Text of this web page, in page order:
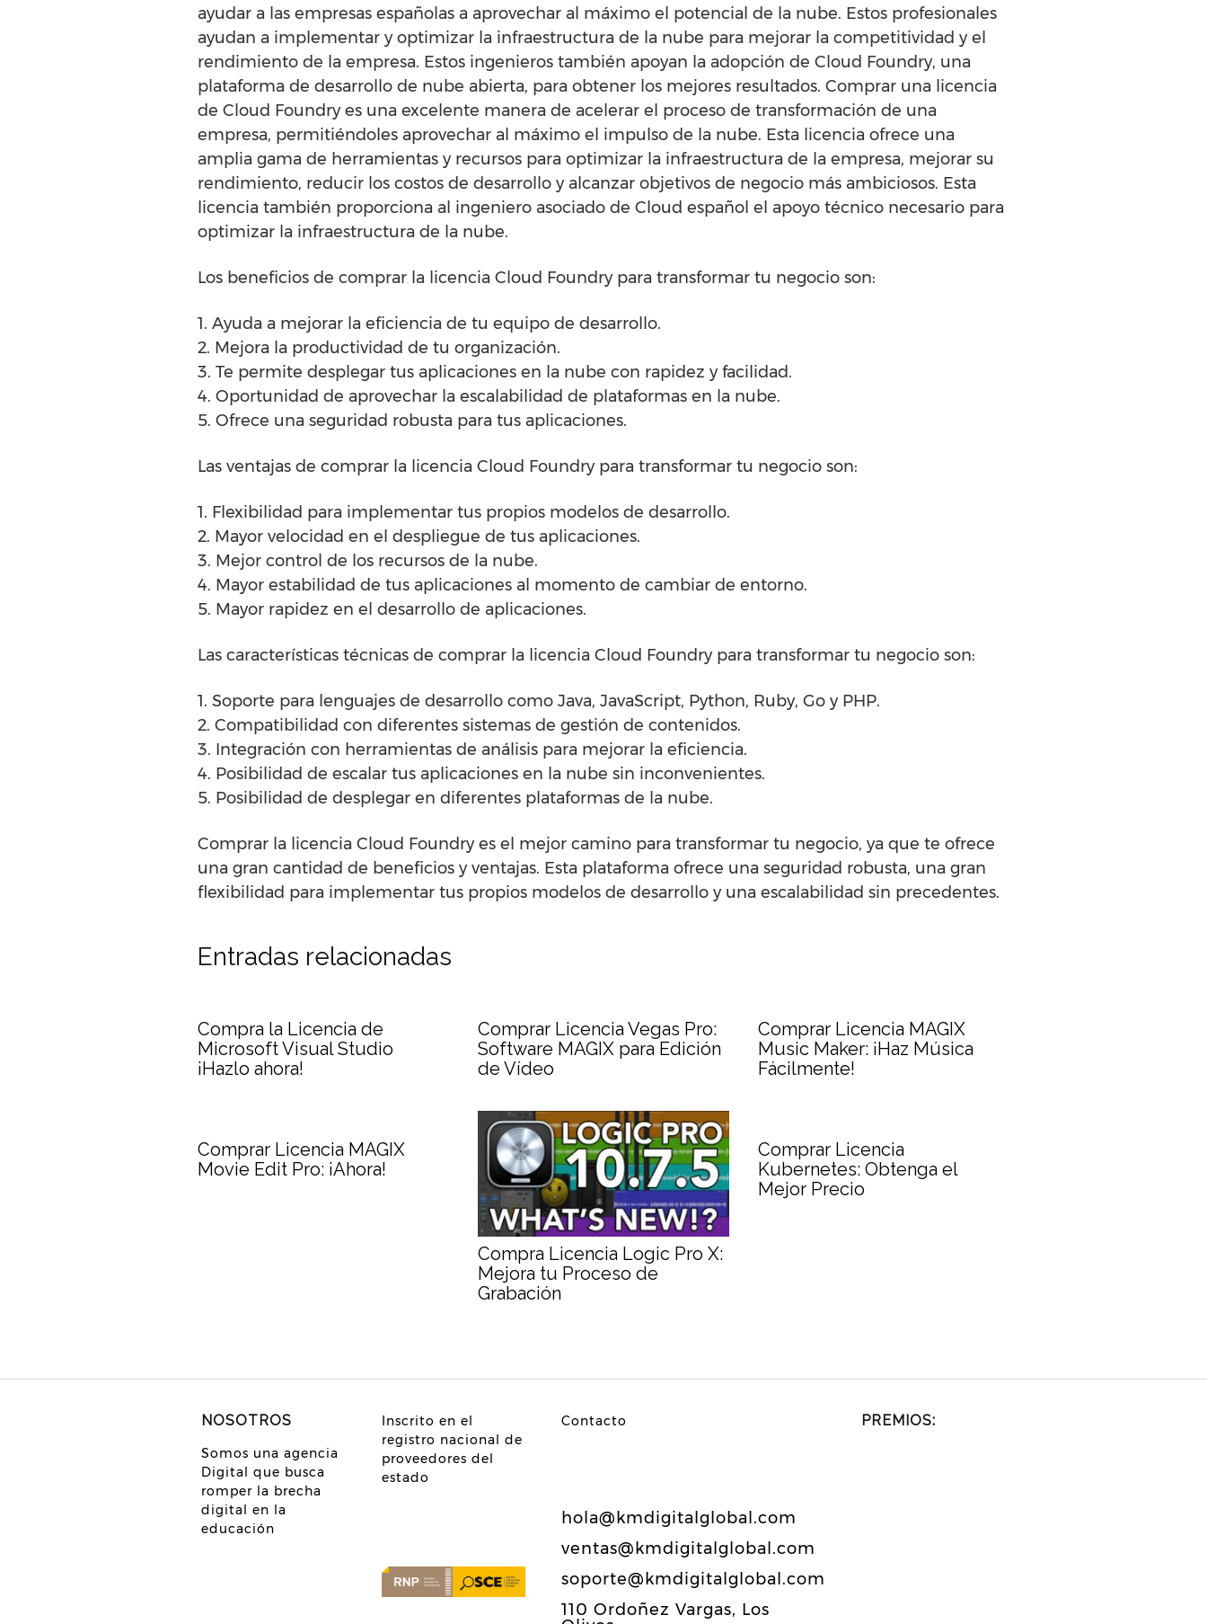
ayudar a las empresas españolas a aprovechar al máximo el potencial de la nube. Estos profesionales
ayudan a implementar y optimizar la infraestructura de la nube para mejorar la competitividad y el
rendimiento de la empresa. Estos ingenieros también apoyan la adopción de Cloud Foundry, una
plataforma de desarrollo de nube abierta, para obtener los mejores resultados. Comprar una licencia
de Cloud Foundry es una excelente manera de acelerar el proceso de transformación de una
empresa, permitiéndoles aprovechar al máximo el impulso de la nube. Esta licencia ofrece una
amplia gama de herramientas y recursos para optimizar la infraestructura de la empresa, mejorar su
rendimiento, reducir los costos de desarrollo y alcanzar objetivos de negocio más ambiciosos. Esta
licencia también proporciona al ingeniero asociado de Cloud español el apoyo técnico necesario para
optimizar la infraestructura de la nube.
Los beneficios de comprar la licencia Cloud Foundry para transformar tu negocio son:
1. Ayuda a mejorar la eficiencia de tu equipo de desarrollo.
2. Mejora la productividad de tu organización.
3. Te permite desplegar tus aplicaciones en la nube con rapidez y facilidad.
4. Oportunidad de aprovechar la escalabilidad de plataformas en la nube.
5. Ofrece una seguridad robusta para tus aplicaciones.
Las ventajas de comprar la licencia Cloud Foundry para transformar tu negocio son:
1. Flexibilidad para implementar tus propios modelos de desarrollo.
2. Mayor velocidad en el despliegue de tus aplicaciones.
3. Mejor control de los recursos de la nube.
4. Mayor estabilidad de tus aplicaciones al momento de cambiar de entorno.
5. Mayor rapidez en el desarrollo de aplicaciones.
Las características técnicas de comprar la licencia Cloud Foundry para transformar tu negocio son:
1. Soporte para lenguajes de desarrollo como Java, JavaScript, Python, Ruby, Go y PHP.
2. Compatibilidad con diferentes sistemas de gestión de contenidos.
3. Integración con herramientas de análisis para mejorar la eficiencia.
4. Posibilidad de escalar tus aplicaciones en la nube sin inconvenientes.
5. Posibilidad de desplegar en diferentes plataformas de la nube.
Comprar la licencia Cloud Foundry es el mejor camino para transformar tu negocio, ya que te ofrece
una gran cantidad de beneficios y ventajas. Esta plataforma ofrece una seguridad robusta, una gran
flexibilidad para implementar tus propios modelos de desarrollo y una escalabilidad sin precedentes.
Entradas relacionadas
Compra la Licencia de
Microsoft Visual Studio
¡Hazlo ahora!
Comprar Licencia Vegas Pro:
Software MAGIX para Edición
de Vídeo
Comprar Licencia MAGIX
Music Maker: ¡Haz Música
Fácilmente!
Comprar Licencia MAGIX
Movie Edit Pro: ¡Ahora!
Compra Licencia Logic Pro X:
Mejora tu Proceso de
Grabación
Comprar Licencia
Kubernetes: Obtenga el
Mejor Precio
NOSOTROS
Somos una agencia
Digital que busca
romper la brecha
digital en la
educación
Inscrito en el
registro nacional de
proveedores del
estado
Contacto
hola@kmdigitalglobal.com
ventas@kmdigitalglobal.com
soporte@kmdigitalglobal.com
110 Ordoñez Vargas, Los
PREMIOS: